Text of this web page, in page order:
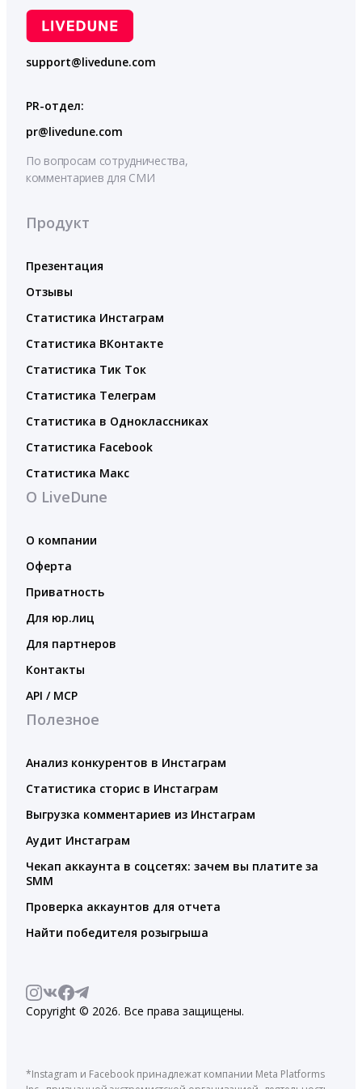
support@livedune.com
PR-отдел:
pr@livedune.com
По вопросам сотрудничества,
комментариев для СМИ
Продукт
Презентация
Отзывы
Статистика Инстаграм
Статистика ВКонтакте
Статистика Тик Ток
Статистика Телеграм
Статистика в Одноклассниках
Статистика Facebook
Статистика Макс
О LiveDune
О компании
Оферта
Приватность
Для юр.лиц
Для партнеров
Контакты
API / MCP
Полезное
Анализ конкурентов в Инстаграм
Статистика сторис в Инстаграм
Выгрузка комментариев из Инстаграм
Аудит Инстаграм
Чекап аккаунта в соцсетях: зачем вы платите за
SMM
Проверка аккаунтов для отчета
Найти победителя розыгрыша
Copyright © 2026. Все права защищены.
*Instagram и Facebook принадлежат компании Meta Platforms